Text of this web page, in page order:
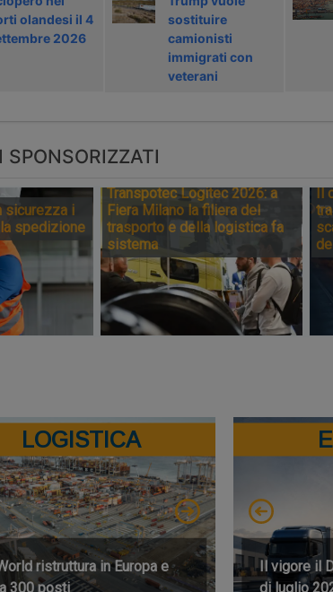
olandesi il 4
2026
sostituire
camionisti
immigrati con
veterani
SPONSORIZZATI
sicurezza i
spedizione
Transpotec Logitec 2026: a
Fiera Milano la filiera del
trasporto e della logistica fa
sistema
Il
LOGISTICA
ristruttura in Europa e
300 posti
Il vigore il
di luglio